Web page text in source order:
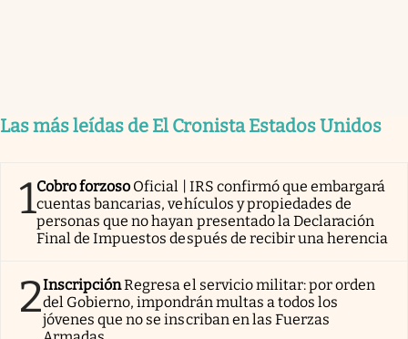
Las más leídas de El Cronista Estados Unidos
1Cobro forzoso Oficial | IRS confirmó que embargará
cuentas bancarias, vehículos y propiedades de
personas que no hayan presentado la Declaración
Final de Impuestos después de recibir una herencia
2InscripciónRegresa el servicio militar: por orden
del Gobierno, impondrán multas a todos los
jóvenes que no se inscriban en las Fuerzas